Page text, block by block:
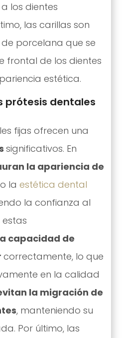
los dientes
las carillas son
porcelana que se
frontal de los dientes
estética.
prótesis dentales
fijas ofrecen una
significativos. En
la apariencia de
la estética dental
la confianza al
estas
capacidad de
correctamente, lo que
en la calidad
la migración de
, manteniendo su
Por último, las